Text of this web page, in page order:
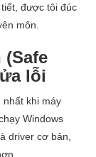
được tôi đúc
môn.
(Safe
lỗi
nhất khi máy
Windows
driver cơ bản,